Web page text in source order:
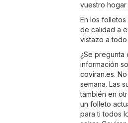
vuestro
En los
de calidad a
vistazo a
¿Se pregunta
información
coviran.es.
semana. Las
también en
un folleto
para ti todos